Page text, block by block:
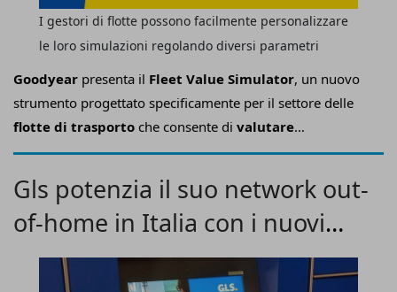
Goodyear presenta il Fleet Value Simulator, un nuovo
strumento progettato specificamente per il settore delle
flotte di trasporto che consente di valutare
rapidamente i potenziali risparmie di esplorare in che
Mobility potrebbe contribuire a ridurre le emissioni di
CO2.
I gestori di flotte possono facilmente personalizzare
le loro simulazioni regolando diversi parametri
Gls potenzia il suo network out-
of-home in Italia con i nuovi
Locker